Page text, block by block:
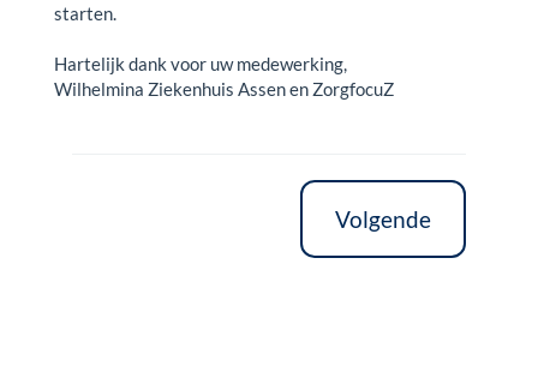
starten.
Hartelijk dank voor uw medewerking,
Wilhelmina Ziekenhuis Assen en ZorgfocuZ
Volgende